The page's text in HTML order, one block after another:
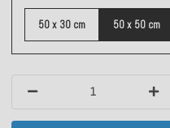
50 x 30 cm 50 x 50 cm